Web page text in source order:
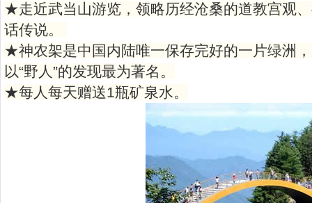
★走近武当山游览，领略历经沧桑的道教宫观
话传说。
★神农架是中国内陆唯一保存完好的一片绿洲
以“野人”的发现最为著名。
★每人每天赠送1瓶矿泉水。